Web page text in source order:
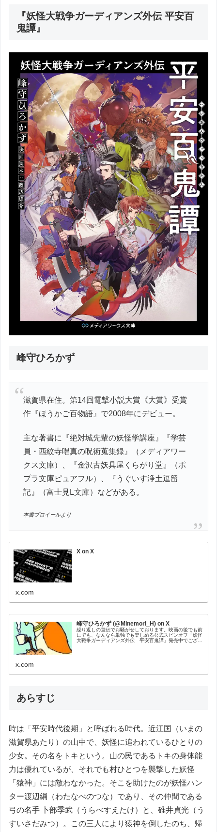
『妖怪大戦争ガーディアンズ外伝 平安百
鬼譚』
峰守ひろかず
滋賀県在住。第14回電撃小説大賞《大賞》受賞
作『ほうかご百物語』で2008年にデビュー。
主な著書に『絶対城先輩の妖怪学講座』『学芸
員・西紋寺唱真の呪術蒐集録』（メディアワー
クス文庫）、『金沢古妖具屋くらがり堂』（ポ
プラ文庫ピュアフル）、『うぐいす浄土逗留
記』（富士見L文庫）などがある。
本書プロイールより
X on X
x.com
峰守ひろかず (@Minemori_H) on X
繰り返しの宣伝でお騒がせしております。映画の後でも前
にでも、なんなら単独でも楽しめる公式スピンオフ「妖怪
大戦争ガーディアンズ外伝 平安百鬼譚」発売中でござい
x.com
あらすじ
時は「平安時代後期」と呼ばれる時代。近江国（いまの
滋賀県あたり）の山中で、妖怪に追われているひとりの
少女。その名をトキという。山の民であるトキの身体能
力は優れているが、それでも村ひとつを襲撃した妖怪
「猿神」には敵わなかった。そこを助けたのが妖怪ハン
ター渡辺綱（わたなべのつな）であり、その仲間である
弓の名手 卜部季武（うらべすえたけ）と、碓井貞光（う
すいさだみつ）。この三人により猿神を倒したのち、帰